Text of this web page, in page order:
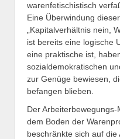
warenfetischistisch
Eine Überwindung
„Kapitalverhältnis nein,
ist bereits eine logische
eine praktische ist,
sozialdemokratischen
zur Genüge bewiesen,
befangen blieben.
Der
dem Boden der
beschränkte sich auf die